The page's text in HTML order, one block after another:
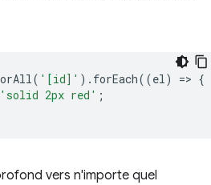
( '[id]' ). forEach((el) => {
'solid 2px red' ;
vers n'importe quel